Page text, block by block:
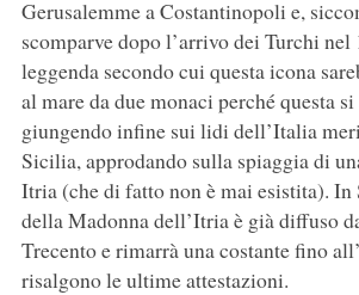
Gerusalemme a Costantinopoli e,
scomparve dopo l’arrivo dei Turchi nel
leggenda secondo cui questa icona
al mare da due monaci perché questa si
giungendo infine sui lidi dell’Italia
Sicilia, approdando sulla spiaggia di
Itria (che di fatto non è mai esistita).
della Madonna dell’Itria è già diffuso
Trecento e rimarrà una costante fino
risalgono le ultime attestazioni.